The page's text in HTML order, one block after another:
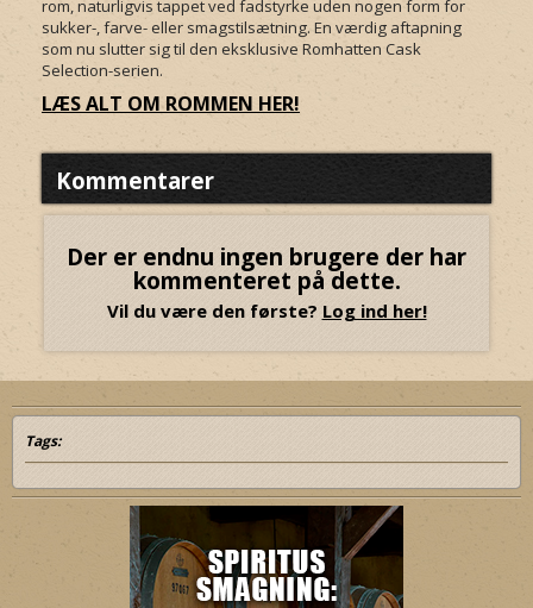
rom, naturligvis tappet ved fadstyrke uden nogen form for
sukker-, farve- eller smagstilsætning. En værdig aftapning
som nu slutter sig til den eksklusive Romhatten Cask
Selection-serien.
LÆS ALT OM ROMMEN HER!
Kommentarer
Der er endnu ingen brugere der har
kommenteret på dette.
Vil du være den første? Log ind her!
Tags: